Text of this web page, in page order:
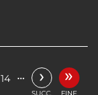
14 … › »